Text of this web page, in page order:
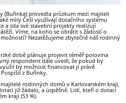
(Buřinka) provedla průzkum mezi majiteli
míry Češi využívají dotačního systému
a zda své stavební projekty realizují
Víme, na koho se obrátit s žádostí o
Nezatěžujeme zbytečně náš rodinný
době plánuje projevit téměř polovina
respondent dále uvedl, že pokud by
by možnost financovat ji právě
z Buřinky.
rodinných domů v Karlovarském kraji,
již žádalo, a úspěšně. Lidí, kteří o dotaci
kraji (53 %).